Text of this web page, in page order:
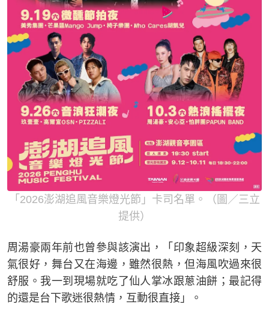
「2026澎湖追風音樂燈光節」卡司名單。（圖／三立
提供）
周湯豪兩年前也曾參與該演出，「印象超級深刻，天
氣很好，舞台又在海邊，雖然很熱，但海風吹過來很
舒服。我一到現場就吃了仙人掌冰跟蔥油餅；最記得
的還是台下歌迷很熱情，互動很直接」。